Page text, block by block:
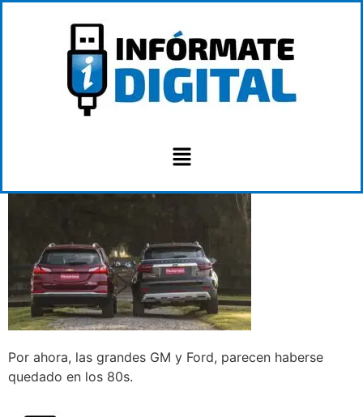
Por ahora, las grandes GM y Ford, parecen haberse
quedado en los 80s.